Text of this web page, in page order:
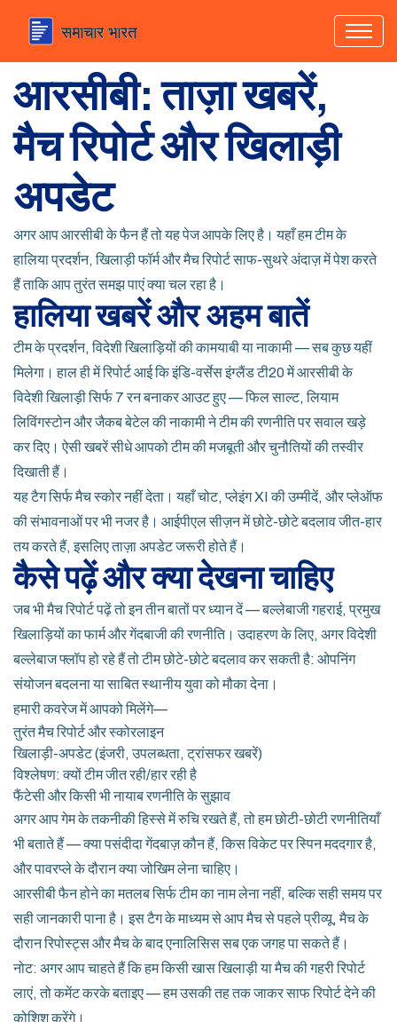
आरसीबी: ताज़ा खबरें,
मैच रिपोर्ट और खिलाड़ी
अपडेट
अगर आप आरसीबी के फैन हैं तो यह पेज आपके लिए है। यहाँ हम टीम के
हालिया प्रदर्शन, खिलाड़ी फॉर्म और मैच रिपोर्ट साफ-सुथरे अंदाज़ में पेश करते
हैं ताकि आप तुरंत समझ पाएं क्या चल रहा है।
हालिया खबरें और अहम बातें
टीम के प्रदर्शन, विदेशी खिलाड़ियों की कामयाबी या नाकामी — सब कुछ यहीं
मिलेगा। हाल ही में रिपोर्ट आई कि इंडि-वर्सेस इंग्लैंड टी20 में आरसीबी के
विदेशी खिलाड़ी सिर्फ 7 रन बनाकर आउट हुए — फिल साल्ट, लियाम
लिविंगस्टोन और जैकब बेटेल की नाकामी ने टीम की रणनीति पर सवाल खड़े
कर दिए। ऐसी खबरें सीधे आपको टीम की मजबूती और चुनौतियों की तस्वीर
दिखाती हैं।
यह टैग सिर्फ मैच स्कोर नहीं देता। यहाँ चोट, प्लेइंग XI की उम्मीदें, और प्लेऑफ
की संभावनाओं पर भी नजर है। आईपीएल सीज़न में छोटे-छोटे बदलाव जीत-हार
तय करते हैं, इसलिए ताज़ा अपडेट जरूरी होते हैं।
कैसे पढ़ें और क्या देखना चाहिए
जब भी मैच रिपोर्ट पढ़ें तो इन तीन बातों पर ध्यान दें — बल्लेबाजी गहराई, प्रमुख
खिलाड़ियों का फार्म और गेंदबाजी की रणनीति। उदाहरण के लिए, अगर विदेशी
बल्लेबाज फ्लॉप हो रहे हैं तो टीम छोटे-छोटे बदलाव कर सकती है: ओपनिंग
संयोजन बदलना या साबित स्थानीय युवा को मौका देना।
हमारी कवरेज में आपको मिलेंगे—
तुरंत मैच रिपोर्ट और स्कोरलाइन
खिलाड़ी-अपडेट (इंजरी, उपलब्धता, ट्रांसफर खबरें)
विश्लेषण: क्यों टीम जीत रही/हार रही है
फैंटेसी और किसी भी नायाब रणनीति के सुझाव
अगर आप गेम के तकनीकी हिस्से में रुचि रखते हैं, तो हम छोटी-छोटी रणनीतियाँ
भी बताते हैं — क्या पसंदीदा गेंदबाज़ कौन हैं, किस विकेट पर स्पिन मददगार है,
और पावरप्ले के दौरान क्या जोखिम लेना चाहिए।
आरसीबी फैन होने का मतलब सिर्फ टीम का नाम लेना नहीं, बल्कि सही समय पर
सही जानकारी पाना है। इस टैग के माध्यम से आप मैच से पहले प्रीव्यू, मैच के
दौरान रिपोस्ट्स और मैच के बाद एनालिसिस सब एक जगह पा सकते हैं।
नोट: अगर आप चाहते हैं कि हम किसी खास खिलाड़ी या मैच की गहरी रिपोर्ट
लाएं, तो कमेंट करके बताइए — हम उसकी तह तक जाकर साफ रिपोर्ट देने की
कोशिश करेंगे।